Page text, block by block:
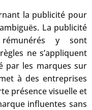
la publicité pour
La publicité
y sont
ne s’appliquent
par les marques sur
à des entreprises
présence visuelle et
influentes sans